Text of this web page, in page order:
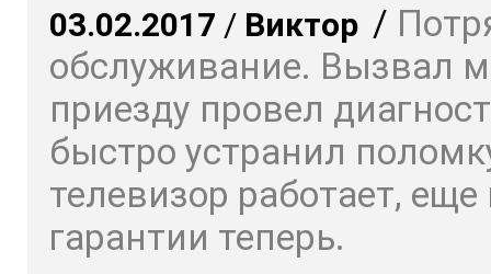
03.02.2017 / Виктор /
обслуживание. Вызвал
приезду провел
быстро устранил
телевизор работает, еще
гарантии теперь.